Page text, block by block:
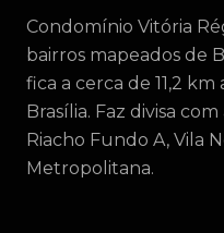
Condomínio Vitória
bairros mapeados de
fica a cerca de 11,2
Brasília. Faz divisa
Riacho Fundo A, Vila
Metropolitana.